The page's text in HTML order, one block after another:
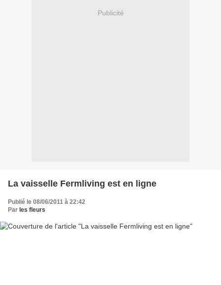
Publicité
La vaisselle Fermliving est en ligne
Publié le 08/06/2011 à 22:42
Par les fleurs